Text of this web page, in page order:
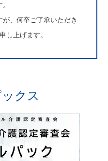
、何卒ご了承いただき
し上げます。
クス